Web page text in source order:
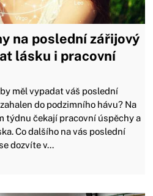
na poslední zářijový
lásku i pracovní
měl vypadat váš poslední
do podzimního hávu? Na
týdnu čekají pracovní úspěchy a
Co dalšího na vás poslední
dozvíte v...